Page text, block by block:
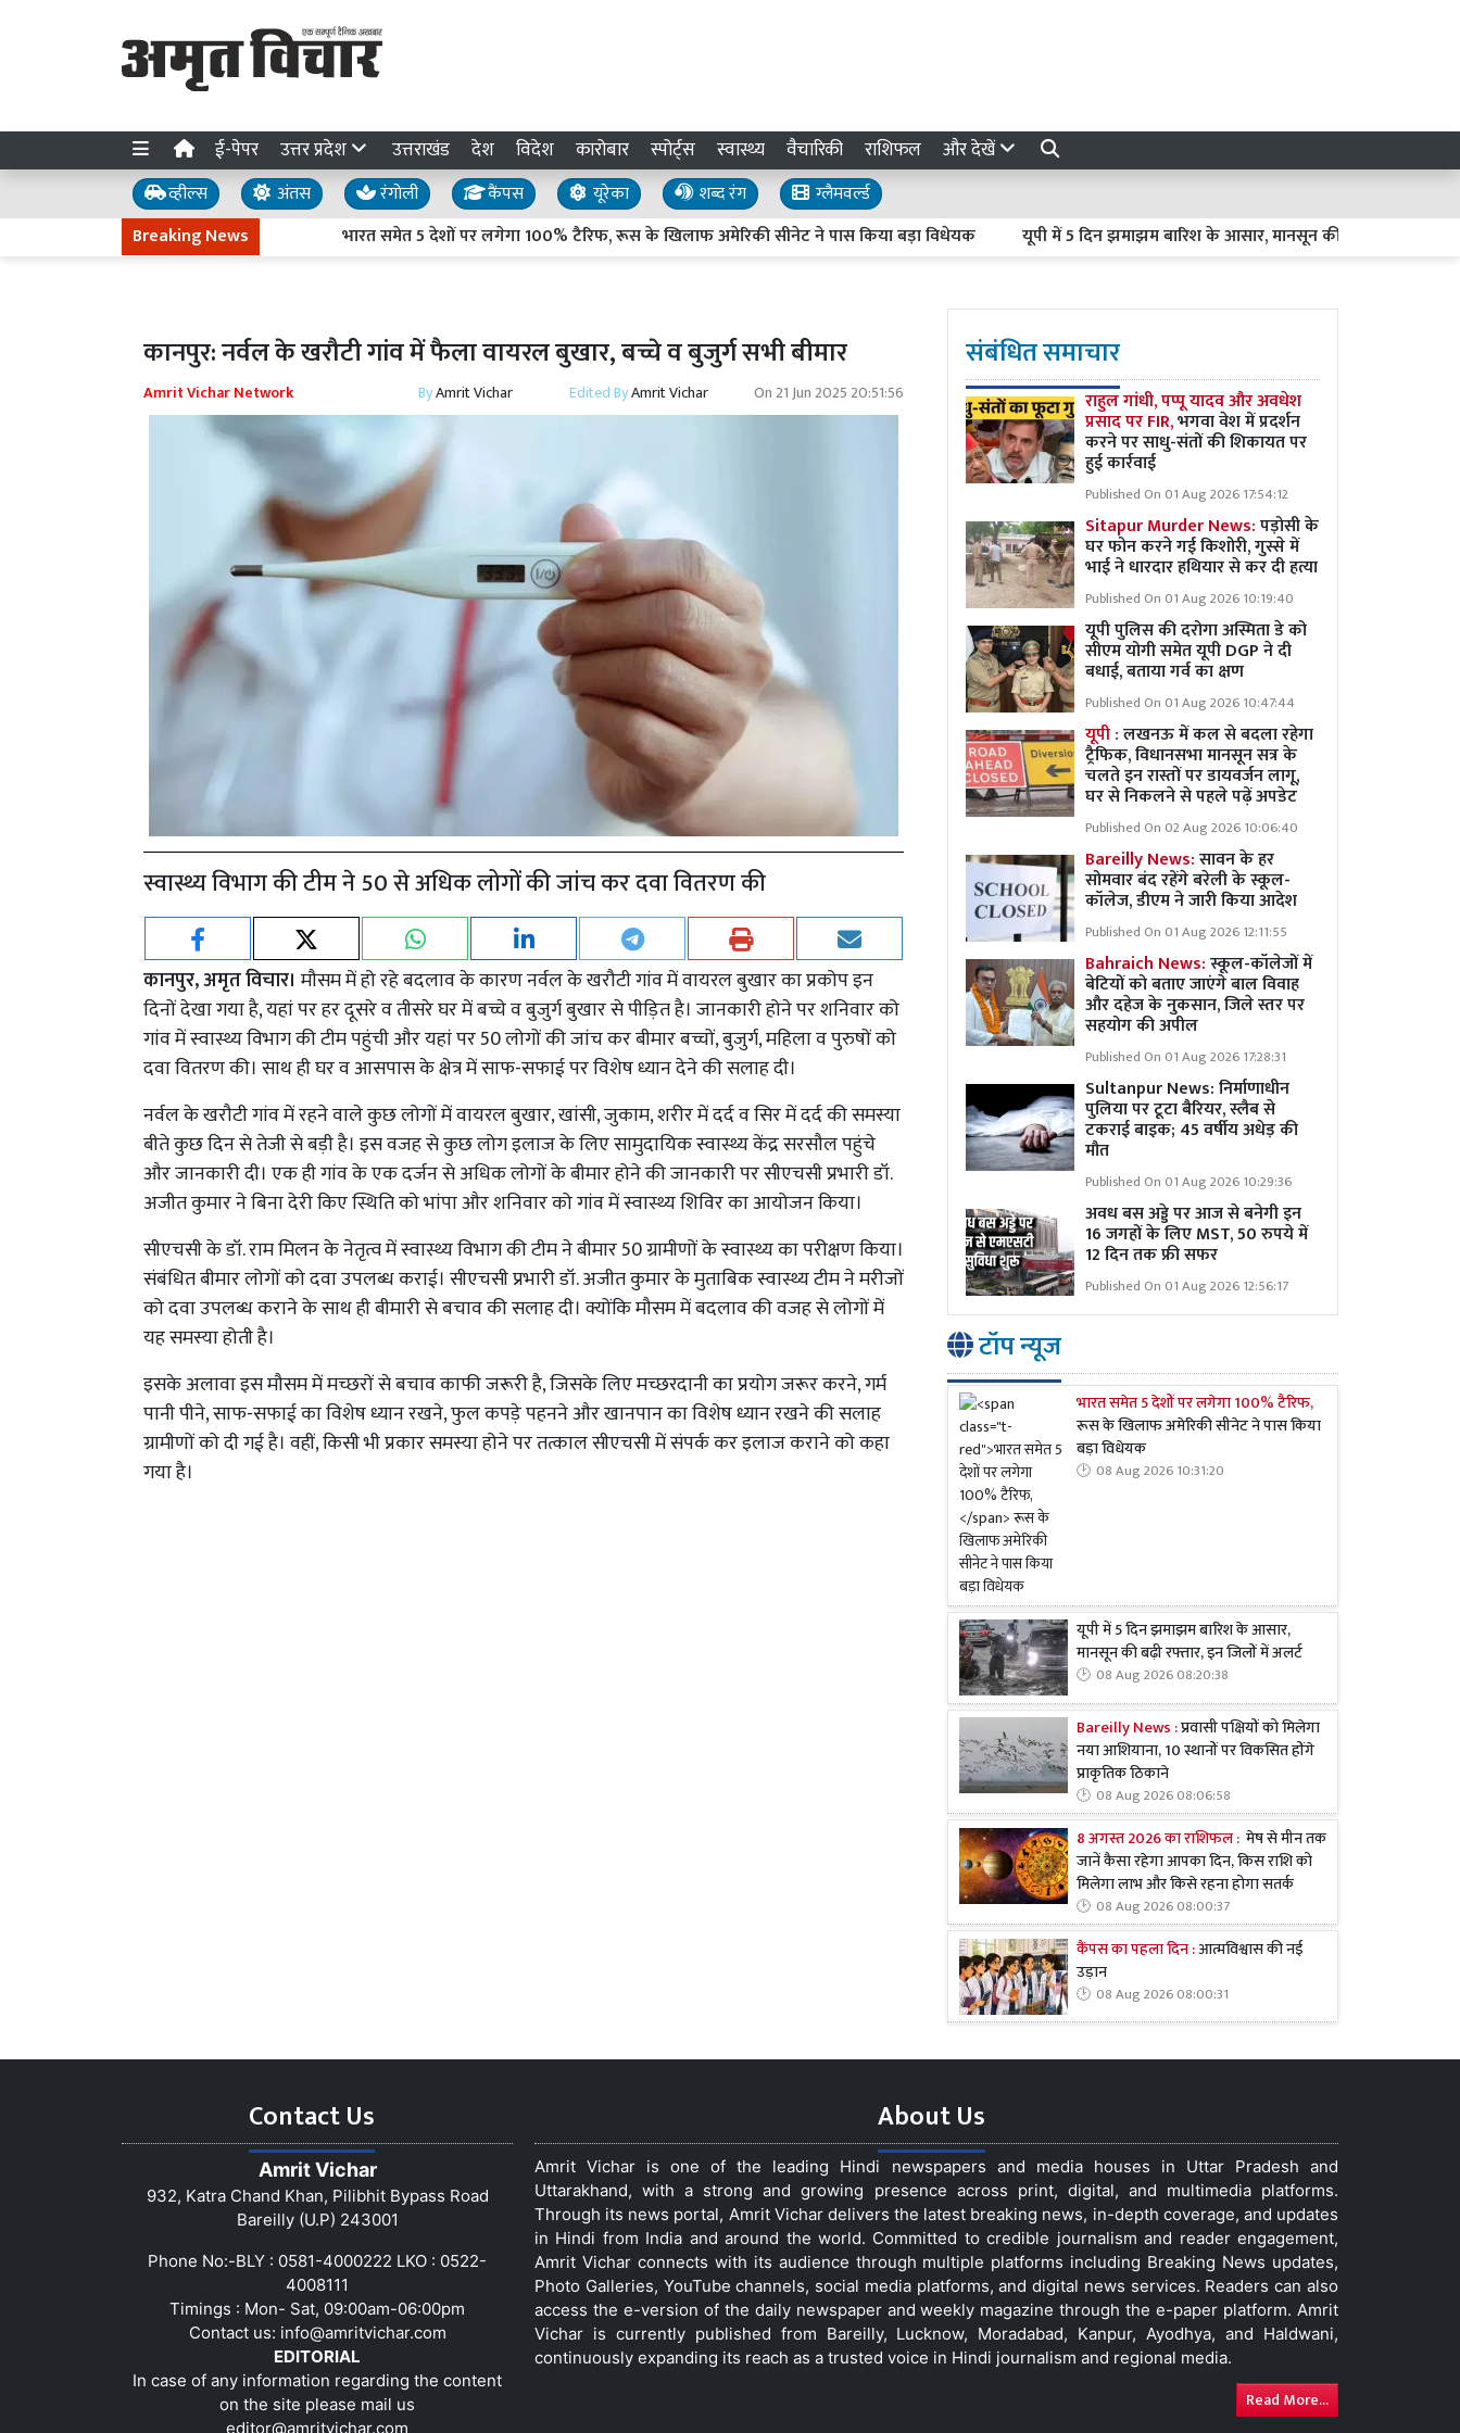
ई-पेपर उत्तर प्रदेश उत्तराखंड देश विदेश कारोबार स्पोर्ट्स स्वास्थ्य वैचारिकी राशिफल और देखें
व्हील्स अंतस रंगोली कैंपस यूरेका शब्द रंग
ग्लैमवर्ल्ड
Breaking News
भारत समेत 5 देशों पर लगेगा 100% टैरिफ, रूस के खिलाफ अमेरिकी सीनेट ने पास किया बड़ा विधेयक यूपी में 5 दिन झमाझम बारिश के आसार, मानसून की बढ़ी रफ्तार, इन जिलों में
कानपुर: नर्वल के खरौटी गांव में फैला वायरल बुखार, बच्चे व बुजुर्ग सभी बीमार
Amrit Vichar Network ByAmrit Vichar Edited ByAmrit Vichar On 21 Jun 2025 20:51:56
स्वास्थ्य विभाग की टीम ने 50 से अधिक लोगों की जांच कर दवा वितरण की
कानपुर, अमृत विचार। मौसम में हो रहे बदलाव के कारण नर्वल के खरौटी गांव में वायरल बुखार का प्रकोप इन
दिनों देखा गया है, यहां पर हर दूसरे व तीसरे घर में बच्चे व बुजुर्ग बुखार से पीड़ित है। जानकारी होने पर शनिवार को
गांव में स्वास्थ्य विभाग की टीम पहुंची और यहां पर 50 लोगों की जांच कर बीमार बच्चों, बुजुर्ग, महिला व पुरुषों को
दवा वितरण की। साथ ही घर व आसपास के क्षेत्र में साफ-सफाई पर विशेष ध्यान देने की सलाह दी।
नर्वल के खरौटी गांव में रहने वाले कुछ लोगों में वायरल बुखार, खांसी, जुकाम, शरीर में दर्द व सिर में दर्द की समस्या
बीते कुछ दिन से तेजी से बड़ी है। इस वजह से कुछ लोग इलाज के लिए सामुदायिक स्वास्थ्य केंद्र सरसौल पहुंचे
और जानकारी दी। एक ही गांव के एक दर्जन से अधिक लोगों के बीमार होने की जानकारी पर सीएचसी प्रभारी डॉ.
अजीत कुमार ने बिना देरी किए स्थिति को भांपा और शनिवार को गांव में स्वास्थ्य शिविर का आयोजन किया।
सीएचसी के डॉ. राम मिलन के नेतृत्व में स्वास्थ्य विभाग की टीम ने बीमार 50 ग्रामीणों के स्वास्थ्य का परीक्षण किया।
संबंधित बीमार लोगों को दवा उपलब्ध कराई। सीएचसी प्रभारी डॉ. अजीत कुमार के मुताबिक स्वास्थ्य टीम ने मरीजों
को दवा उपलब्ध कराने के साथ ही बीमारी से बचाव की सलाह दी। क्योंकि मौसम में बदलाव की वजह से लोगों में
यह समस्या होती है।
इसके अलावा इस मौसम में मच्छरों से बचाव काफी जरूरी है, जिसके लिए मच्छरदानी का प्रयोग जरूर करने, गर्म
पानी पीने, साफ-सफाई का विशेष ध्यान रखने, फुल कपड़े पहनने और खानपान का विशेष ध्यान रखने की सलाह
ग्रामीणों को दी गई है। वहीं, किसी भी प्रकार समस्या होने पर तत्काल सीएचसी में संपर्क कर इलाज कराने को कहा
गया है।
संबंधित समाचार
राहुल गांधी, पप्पू यादव और अवधेश
प्रसाद पर FIR,भगवा वेश में प्रदर्शन
करने पर साधु-संतों की शिकायत पर
हुई कार्रवाई
Published On 01 Aug 2026 17:54:12
Sitapur Murder News:पड़ोसी के
घर फोन करने गई किशोरी, गुस्से में
भाई ने धारदार हथियार से कर दी हत्या
Published On 01 Aug 2026 10:19:40
यूपी पुलिस की दरोगा अस्मिता डे को
सीएम योगी समेत यूपी DGP ने दी
बधाई, बताया गर्व का क्षण
Published On 01 Aug 2026 10:47:44
यूपी :लखनऊ में कल से बदला रहेगा
ट्रैफिक, विधानसभा मानसून सत्र के
चलते इन रास्तों पर डायवर्जन लागू,
घर से निकलने से पहले पढ़ें अपडेट
Published On 02 Aug 2026 10:06:40
Bareilly News:सावन के हर
सोमवार बंद रहेंगे बरेली के स्कूल-
कॉलेज, डीएम ने जारी किया आदेश
Published On 01 Aug 2026 12:11:55
Bahraich News:स्कूल-कॉलेजों में
बेटियों को बताए जाएंगे बाल विवाह
और दहेज के नुकसान, जिले स्तर पर
सहयोग की अपील
Published On 01 Aug 2026 17:28:31
Sultanpur News: निर्माणाधीन
पुलिया पर टूटा बैरियर, स्लैब से
टकराई बाइक; 45 वर्षीय अधेड़ की
मौत
Published On 01 Aug 2026 10:29:36
अवध बस अड्डे पर आज से बनेगी इन
16 जगहों के लिए MST, 50 रुपये में
12 दिन तक फ्री सफर
Published On 01 Aug 2026 12:56:17
टॉप न्यूज
भारत समेत 5 देशों पर लगेगा 100% टैरिफ,
रूस के खिलाफ अमेरिकी सीनेट ने पास किया
बड़ा विधेयक
08 Aug 2026 10:31:20
यूपी में 5 दिन झमाझम बारिश के आसार,
मानसून की बढ़ी रफ्तार, इन जिलों में अलर्ट
08 Aug 2026 08:20:38
Bareilly News :प्रवासी पक्षियों को मिलेगा
नया आशियाना, 10 स्थानों पर विकसित होंगे
प्राकृतिक ठिकाने
08 Aug 2026 08:06:58
8 अगस्त 2026 का राशिफल : मेष से मीन तक
जानें कैसा रहेगा आपका दिन, किस राशि को
मिलेगा लाभ और किसे रहना होगा सतर्क
08 Aug 2026 08:00:37
कैंपस का पहला दिन :आत्मविश्वास की नई
उड़ान
08 Aug 2026 08:00:31
Contact Us
Amrit Vichar
932, Katra Chand Khan, Pilibhit Bypass Road
Bareilly (U.P) 243001
Phone No:-BLY : 0581-4000222 LKO : 0522-
4008111
Timings : Mon- Sat, 09:00am-06:00pm
Contact us: info@amritvichar.com
EDITORIAL
In case of any information regarding the content
on the site please mail us
editor@amritvichar.com
About Us
Amrit Vichar is one of the leading Hindi newspapers and media houses in Uttar Pradesh and
Uttarakhand, with a strong and growing presence across print, digital, and multimedia platforms.
Through its news portal, Amrit Vichar delivers the latest breaking news, in-depth coverage, and updates
in Hindi from India and around the world. Committed to credible journalism and reader engagement,
Amrit Vichar connects with its audience through multiple platforms including Breaking News updates,
Photo Galleries, YouTube channels, social media platforms, and digital news services. Readers can also
access the e-version of the daily newspaper and weekly magazine through the e-paper platform. Amrit
Vichar is currently published from Bareilly, Lucknow, Moradabad, Kanpur, Ayodhya, and Haldwani,
continuously expanding its reach as a trusted voice in Hindi journalism and regional media.
Read More...